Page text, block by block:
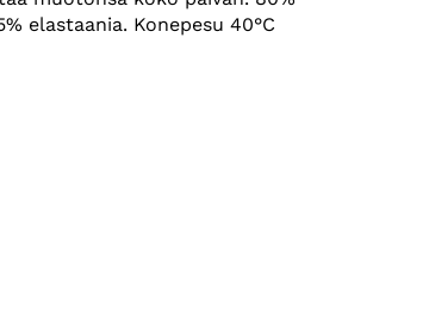
elastaania. Konepesu 40°C